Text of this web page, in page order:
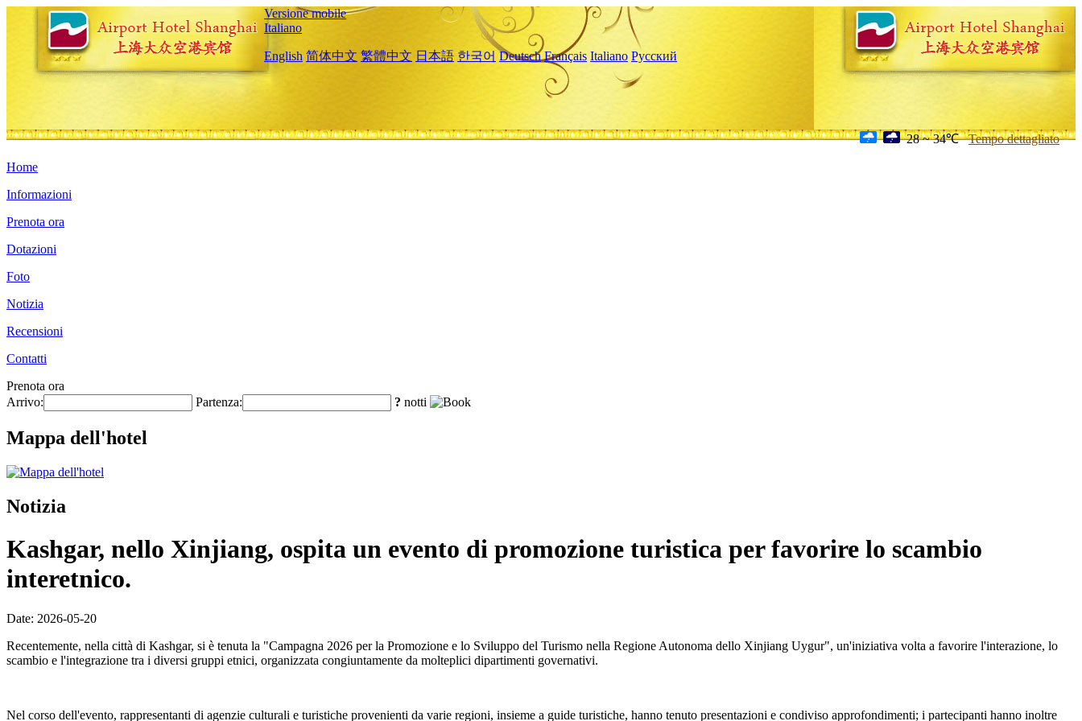
Versione mobile
Italiano
English 简体中文 繁體中文 日本語 한국어 Deutsch Français Italiano Русский
28 ~ 34℃ Tempo dettagliato
Home
Informazioni
Prenota ora
Dotazioni
Foto
Notizia
Recensioni
Contatti
Prenota ora
Arrivo:
Partenza: ? notti
Mappa dell'hotel
Notizia
Kashgar, nello Xinjiang, ospita un evento di promozione turistica per favorire lo scambio
interetnico.
Date: 2026-05-20
Recentemente, nella città di Kashgar, si è tenuta la "Campagna 2026 per la Promozione e lo Sviluppo del Turismo nella Regione Autonoma dello Xinjiang Uygur", un'iniziativa volta a favorire l'interazione, lo
scambio e l'integrazione tra i diversi gruppi etnici, organizzata congiuntamente da molteplici dipartimenti governativi.
Nel corso dell'evento, rappresentanti di agenzie culturali e turistiche provenienti da varie regioni, insieme a guide turistiche, hanno tenuto presentazioni e condiviso approfondimenti; i partecipanti hanno inoltre